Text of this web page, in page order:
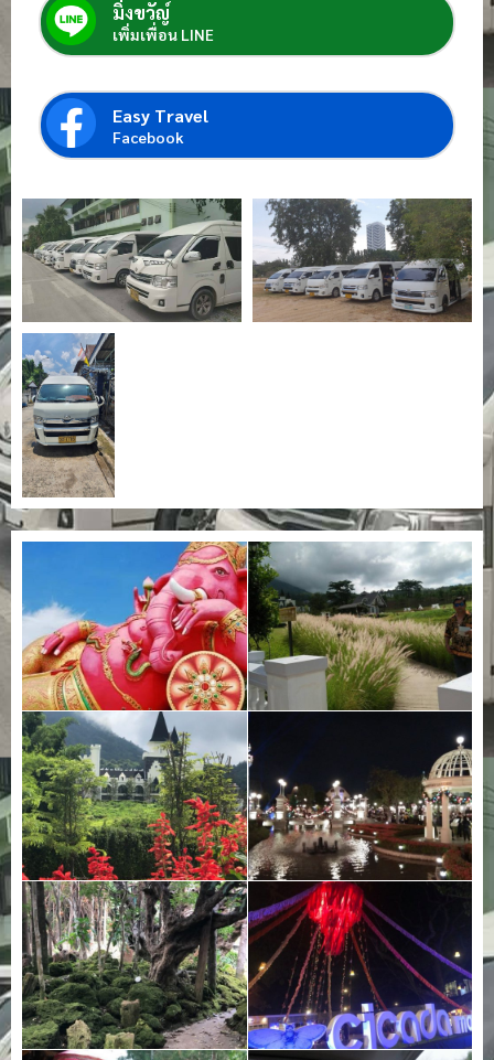
มิ่งขวัญ์
เพิ่มเพื่อน LINE
Easy Travel
Facebook